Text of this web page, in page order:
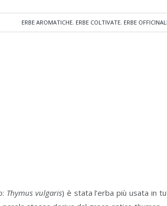
ERBE AROMATICHE, ERBE COLTIVATE, ERBE OFFICINALI
Thymus vulgaris) è stata l’erba più usata in